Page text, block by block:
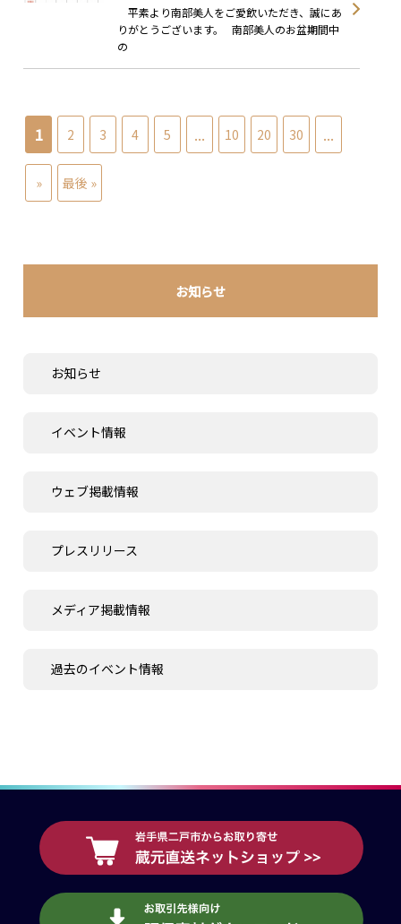
お知らせ
お知らせ
イベント情報
ウェブ掲載情報
プレスリリース
メディア掲載情報
過去のイベント情報
平素より南部美人をご愛飲いただき、誠にあ
りがとうございます。 南部美人のお盆期間中
の
1 2 3 4 5 ... 10 20 30 ...
» 最後 »